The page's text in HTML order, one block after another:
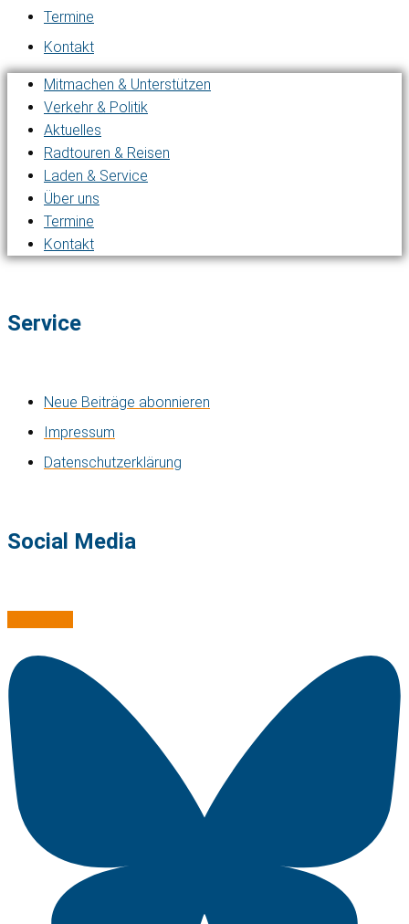
Termine
Kontakt
Mitmachen & Unterstützen
Verkehr & Politik
Aktuelles
Radtouren & Reisen
Laden & Service
Über uns
Termine
Kontakt
Service
Neue Beiträge abonnieren
Impressum
Datenschutzerklärung
Social Media